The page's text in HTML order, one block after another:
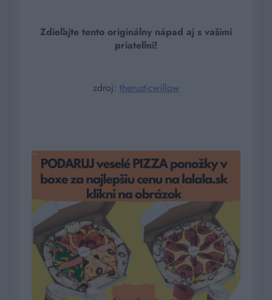
Zdieľajte tento originálny nápad aj s vašimi
priateľmi!
zdroj: therusticwillow